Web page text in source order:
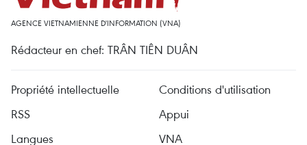
AGENCE VIETNAMIENNE D'INFORMATION (VNA)
Rédacteur en chef: TRÂN TIÊN DUÂN
Propriété intellectuelle
Conditions d'utilisation
RSS
Appui
Langues
VNA